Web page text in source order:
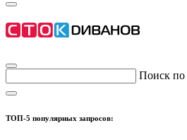
Поиск по
ТОП-5 популярных запросов: